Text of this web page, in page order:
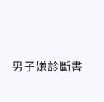
男子嫌診斷書